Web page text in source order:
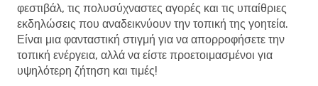
φεστιβάλ, τις πολυσύχναστες αγορές και τις υπαίθριες
εκδηλώσεις που αναδεικνύουν την τοπική της γοητεία.
Είναι μια φανταστική στιγμή για να απορροφήσετε την
τοπική ενέργεια, αλλά να είστε προετοιμασμένοι για
υψηλότερη ζήτηση και τιμές!